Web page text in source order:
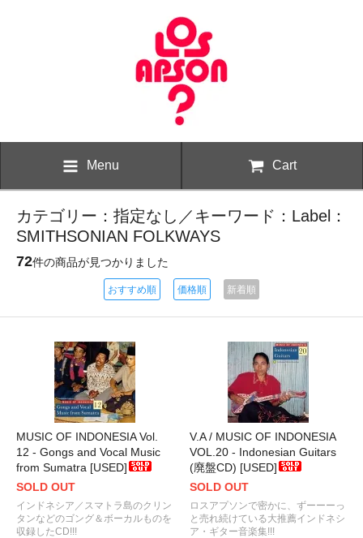
Menu Cart
カテゴリー：指定なし／キーワード：Label：
SMITHSONIAN FOLKWAYS
72件の商品が見つかりました
おすすめ順 価格順 新着順
MUSIC OF INDONESIA Vol.
12 - Gongs and Vocal Music
from Sumatra [USED]
SOLD OUT
インドネシア／スマトラ島のクリン
タンなどのゴング＆ボーカルものを
収録したCD!!!
V.A / MUSIC OF INDONESIA
VOL.20 - Indonesian Guitars
(廃盤CD) [USED]
SOLD OUT
ロスアプソンで密かに、ずーーーっ
と売れ続けている大推薦インドネシ
ア・ギター音楽集!!!